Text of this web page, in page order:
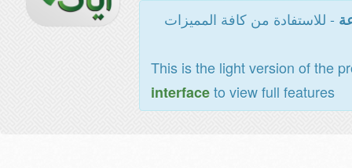
- للاستفادة من كافة المميزات
This is the light version of the
interfaceto view full features